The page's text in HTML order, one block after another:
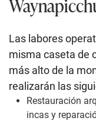
Las labores
misma caseta de
más alto de la
realizarán las
Restauración
incas y